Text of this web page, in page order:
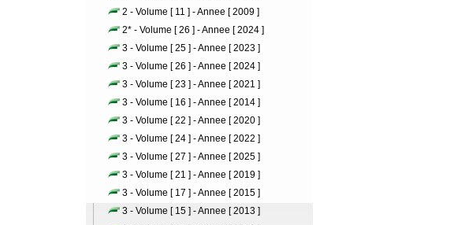
2 - Volume [ 11 ] - Annee [ 2009 ]
2* - Volume [ 26 ] - Annee [ 2024 ]
3 - Volume [ 25 ] - Annee [ 2023 ]
3 - Volume [ 26 ] - Annee [ 2024 ]
3 - Volume [ 23 ] - Annee [ 2021 ]
3 - Volume [ 16 ] - Annee [ 2014 ]
3 - Volume [ 22 ] - Annee [ 2020 ]
3 - Volume [ 24 ] - Annee [ 2022 ]
3 - Volume [ 27 ] - Annee [ 2025 ]
3 - Volume [ 21 ] - Annee [ 2019 ]
3 - Volume [ 17 ] - Annee [ 2015 ]
3 - Volume [ 15 ] - Annee [ 2013 ]